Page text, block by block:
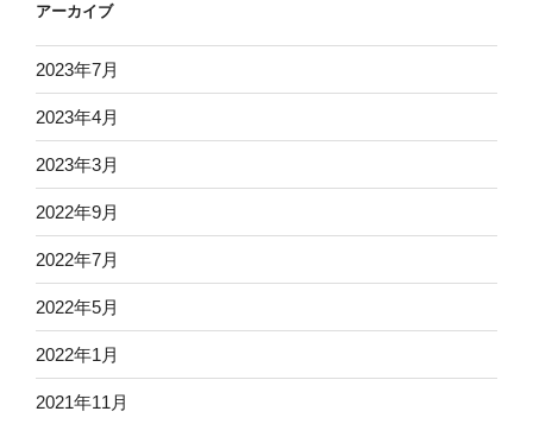
アーカイブ
2023年7月
2023年4月
2023年3月
2022年9月
2022年7月
2022年5月
2022年1月
2021年11月